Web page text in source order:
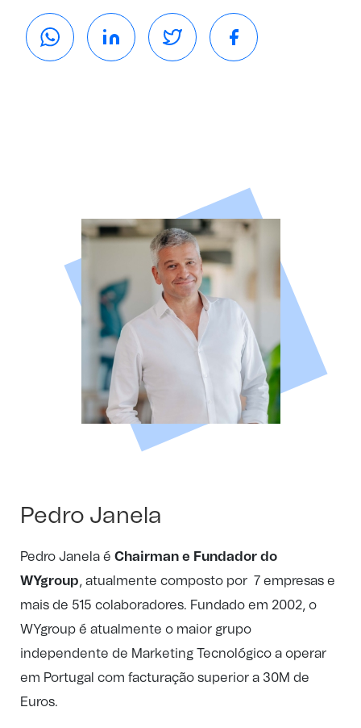
Pedro Janela
Pedro Janela é Chairman e Fundador do
WYgroup, atualmente composto por 7 empresas e
mais de 515 colaboradores. Fundado em 2002, o
WYgroup é atualmente o maior grupo
independente de Marketing Tecnológico a operar
em Portugal com facturação superior a 30M de
Euros.